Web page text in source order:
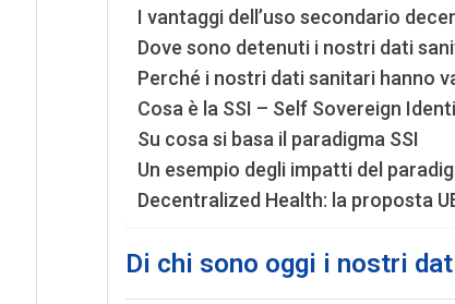
I vantaggi dell’uso secondario
Dove sono detenuti i nostri dati
Perché i nostri dati sanitari hanno
Cosa è la SSI – Self Sovereign
Su cosa si basa il paradigma SSI
Un esempio degli impatti del
Decentralized Health: la proposta
Di chi sono oggi i nostri